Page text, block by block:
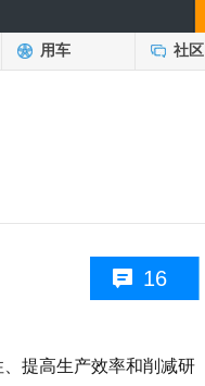
用车 社区
16
提高生产效率和削减研